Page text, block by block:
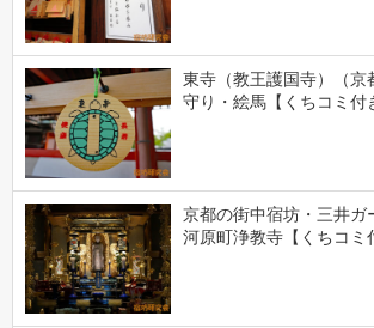
東寺（教王護国寺）（京
守り・絵馬【くちコミ付
京都の街中宿坊・三井ガ
河原町浄教寺【くちコミ